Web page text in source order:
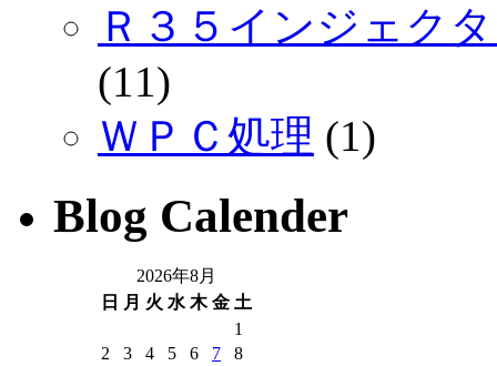
Ｒ３５インジェク
(11)
ＷＰＣ処理 (1)
Blog Calender
2026年8月
日
月 火 水 木 金 土
1
2
3 4 5 6 7
8